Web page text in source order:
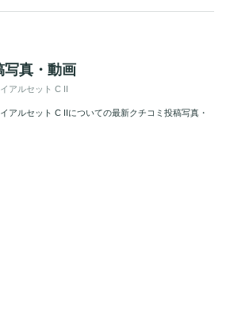
写真・動画
アルセット C II
アルセット C IIについての最新クチコミ投稿写真・